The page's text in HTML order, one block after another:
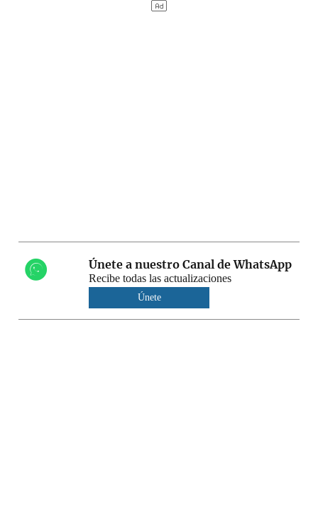
Únete a nuestro Canal de WhatsApp
Recibe todas las actualizaciones
Únete